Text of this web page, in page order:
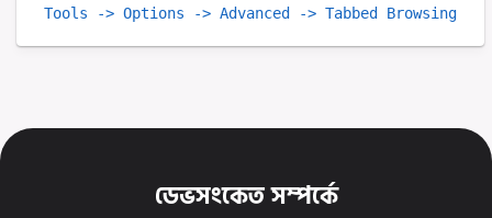
ডেভসংকেত সম্পর্কে